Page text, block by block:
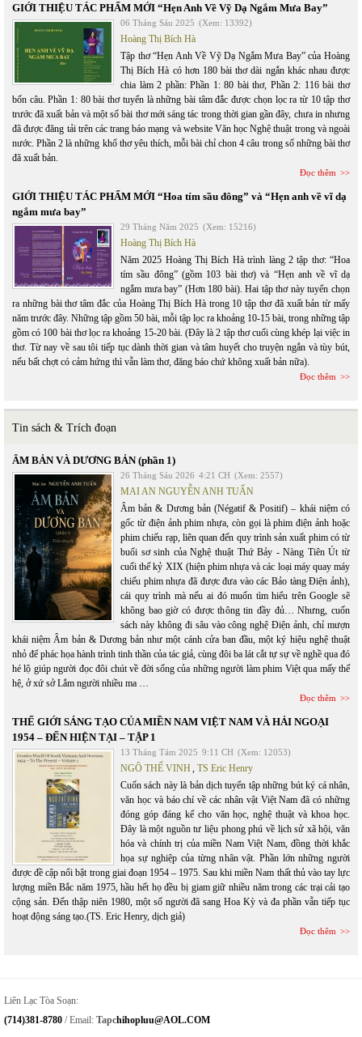
GIỚI THIỆU TÁC PHẨM MỚI “Hẹn Anh Về Vỹ Dạ Ngắm Mưa Bay”
06 Tháng Sáu 2025 (Xem: 13392)
Hoàng Thị Bích Hà
Tập thơ “Hẹn Anh Về Vỹ Dạ Ngắm Mưa Bay” của Hoàng
Thị Bích Hà có hơn 180 bài thơ dài ngắn khác nhau được
chia làm 2 phần: Phần 1: 80 bài thơ, Phần 2: 116 bài thơ
bốn câu. Phần 1: 80 bài thơ tuyển là những bài tâm đắc được chọn lọc ra từ 10 tập thơ
trước đã xuất bản và một số bài thơ mới sáng tác trong thời gian gần đây, chưa in nhưng
đã được đăng tải trên các trang báo mạng và website Văn học Nghệ thuật trong và ngoài
nước. Phần 2 là những khổ thơ yêu thích, mỗi bài chỉ chon 4 câu trong số những bài thơ
đã xuất bản.
Đọc thêm
GIỚI THIỆU TÁC PHẨM MỚI “Hoa tím sầu đông” và “Hẹn anh về vĩ dạ
ngắm mưa bay”
29 Tháng Năm 2025 (Xem: 15216)
Hoàng Thị Bích Hà
Năm 2025 Hoàng Thị Bích Hà trình làng 2 tập thơ: “Hoa
tím sầu đông” (gồm 103 bài thơ) và “Hẹn anh về vĩ dạ
ngắm mưa bay” (Hơn 180 bài). Hai tập thơ này tuyển chọn
ra những bài thơ tâm đắc của Hoàng Thị Bích Hà trong 10 tập thơ đã xuất bản từ mấy
năm trước đây. Những tập gồm 50 bài, mỗi tập lọc ra khoảng 10-15 bài, trong những tập
gồm có 100 bài thơ lọc ra khoảng 15-20 bài. (Đây là 2 tập thơ cuối cùng khép lại việc in
thơ. Từ nay về sau tôi tiếp tục dành thời gian và tâm huyết cho truyện ngắn và tùy bút,
nếu bất chợt có cảm hứng thì vẫn làm thơ, đăng báo chứ không xuất bản nữa).
Đọc thêm
Tin sách & Trích đoạn
ÂM BẢN VÀ DƯƠNG BẢN (phần 1)
26 Tháng Sáu 2026 4:21 CH (Xem: 2557)
MAI AN NGUYỄN ANH TUẤN
Âm bản & Dương bản (Négatif & Positif) – khái niệm có
gốc từ điện ảnh phim nhựa, còn gọi là phim điện ảnh hoặc
phim chiếu rạp, liên quan đến quy trình sản xuất phim có từ
buổi sơ sinh của Nghệ thuật Thứ Bảy - Nàng Tiên Út từ
cuối thế kỷ XIX (hiện phim nhựa và các loại máy quay máy
chiếu phim nhựa đã được đưa vào các Bảo tàng Điện ảnh),
cái quy trình mà nếu ai đó muốn tìm hiểu trên Google sẽ
không bao giờ có được thông tin đầy đủ… Nhưng, cuốn
sách này không đi sâu vào công nghệ Điện ảnh, chỉ mượn
khái niệm Âm bản & Dương bản như một cánh cửa ban đầu, một ký hiệu nghệ thuật
nhỏ để phác họa hành trình tinh thần của tác giả, cùng đôi ba lát cắt tự sự về nghề qua đó
hé lộ giúp người đọc đôi chút về đời sống của những người làm phim Việt qua mấy thế
hệ, ở xứ sở Lắm người nhiều ma …
Đọc thêm
THẾ GIỚI SÁNG TẠO CỦA MIỀN NAM VIỆT NAM VÀ HẢI NGOẠI
1954 – ĐẾN HIỆN TẠI – TẬP 1
13 Tháng Tám 2025 9:11 CH (Xem: 12053)
NGÔ THẾ VINH TS Eric Henry
Cuốn sách này là bản dịch tuyển tập những bút ký cá nhân,
văn học và báo chí về các nhân vật Việt Nam đã có những
đóng góp đáng kể cho văn học, nghệ thuật và khoa học.
Đây là một nguồn tư liệu phong phú về lịch sử xã hội, văn
hóa và chính trị của miền Nam Việt Nam, đồng thời khắc
họa sự nghiệp của từng nhân vật. Phần lớn những người
được đề cập nổi bật trong giai đoạn 1954 – 1975. Sau khi miền Nam thất thủ vào tay lực
lượng miền Bắc năm 1975, hầu hết họ đều bị giam giữ nhiều năm trong các trại cải tạo
cộng sản. Đến thập niên 1980, một số người đã sang Hoa Kỳ và đa phần vẫn tiếp tục
hoạt động sáng tạo.(TS. Eric Henry, dịch giả)
Đọc thêm
Liên Lạc Tòa Soạn:
(714)381-8780 / Email: TapcHihopluu@AOL.COM